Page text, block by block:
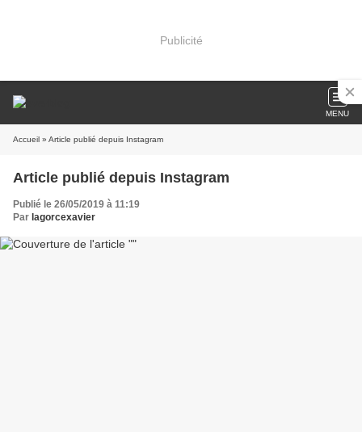
Publicité
MENU
Accueil » Article publié depuis Instagram
Article publié depuis Instagram
Publié le 26/05/2019 à 11:19
Par lagorcexavier